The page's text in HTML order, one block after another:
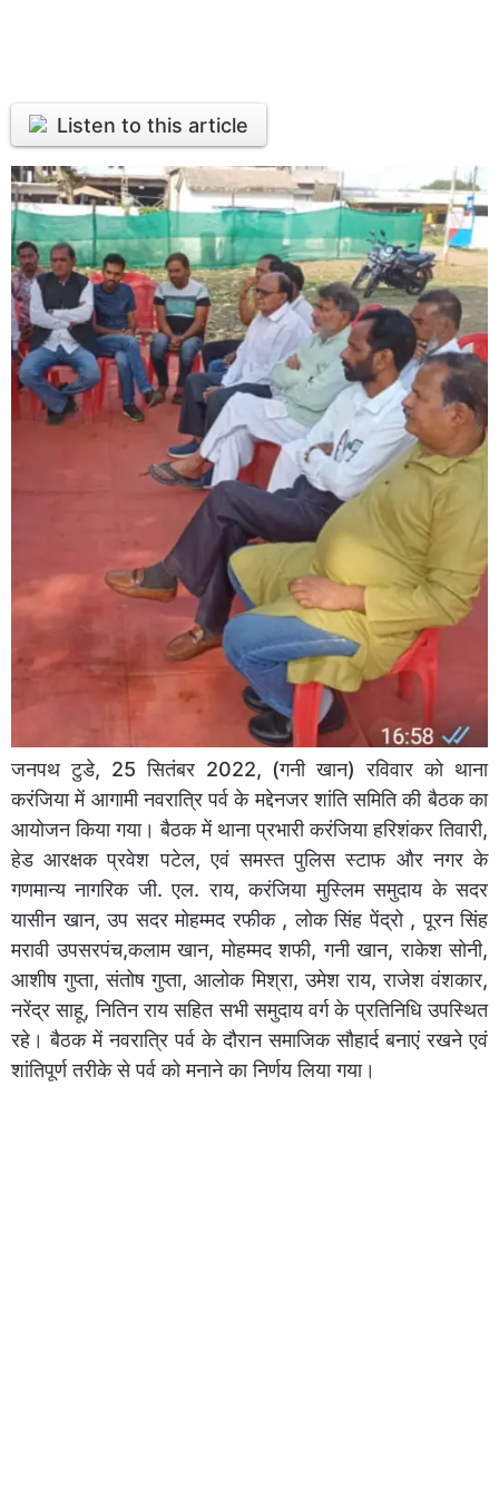
Listen to this article
जनपथ टुडे, 25 सितंबर 2022, (गनी खान) रविवार को थाना
करंजिया में आगामी नवरात्रि पर्व के मद्देनजर शांति समिति की बैठक का
आयोजन किया गया। बैठक में थाना प्रभारी करंजिया हरिशंकर तिवारी,
हेड आरक्षक प्रवेश पटेल, एवं समस्त पुलिस स्टाफ और नगर के
गणमान्य नागरिक जी. एल. राय, करंजिया मुस्लिम समुदाय के सदर
यासीन खान, उप सदर मोहम्मद रफीक , लोक सिंह पेंद्रो , पूरन सिंह
मरावी उपसरपंच,कलाम खान, मोहम्मद शफी, गनी खान, राकेश सोनी,
आशीष गुप्ता, संतोष गुप्ता, आलोक मिश्रा, उमेश राय, राजेश वंशकार,
नरेंद्र साहू, नितिन राय सहित सभी समुदाय वर्ग के प्रतिनिधि उपस्थित
रहे। बैठक में नवरात्रि पर्व के दौरान समाजिक सौहार्द बनाएं रखने एवं
शांतिपूर्ण तरीके से पर्व को मनाने का निर्णय लिया गया।